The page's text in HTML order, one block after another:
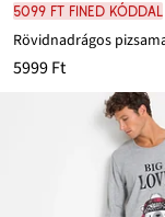
5099 Ft FINED kóddal
5999 Ft